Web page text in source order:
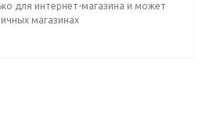
для интернет-магазина и может
магазинах